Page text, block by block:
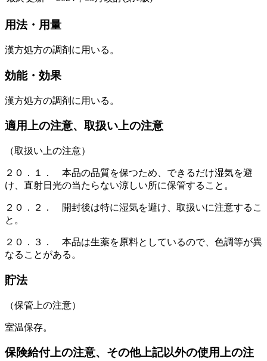
用法・用量
漢方処方の調剤に用いる。
効能・効果
漢方処方の調剤に用いる。
適用上の注意、取扱い上の注意
（取扱い上の注意）
２０．１． 本品の品質を保つため、できるだけ湿気を避
け、直射日光の当たらない涼しい所に保管すること。
２０．２． 開封後は特に湿気を避け、取扱いに注意するこ
と。
２０．３． 本品は生薬を原料としているので、色調等が異
なることがある。
貯法
（保管上の注意）
室温保存。
保険給付上の注意、その他上記以外の使用上の注